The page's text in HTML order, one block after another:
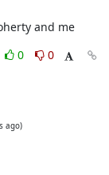
and me
0
0
ago)